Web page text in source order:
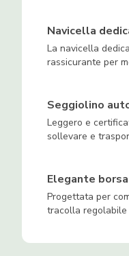
Navicella
La navicella
rassicurante per
Seggiolino
Leggero e
sollevare e
Elegante
Progettata per
tracolla regolabile